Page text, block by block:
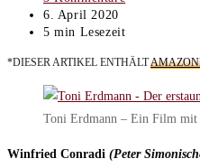
Kommentare:
Beitrag
zuletzt
am:
6. April 2020
Lesedauer:
5 min Lesezeit
*DIESER ARTIKEL ENTHÄLT
Toni Erdmann – Ein Film mit
Winfried Conradi (Peter